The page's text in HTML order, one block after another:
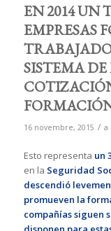
EN 2014 UN
EMPRESAS
SISTEMA
16 novembre, 2015 / a
Esto representa un
en la Seguridad
descendió
promueven la
compañías siguen